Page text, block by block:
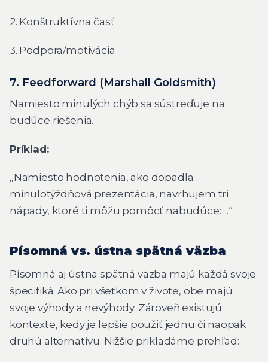
2. Konštruktívna časť
3. Podpora/motivácia
7. Feedforward (Marshall Goldsmith)
Namiesto minulých chýb sa sústreďuje na
budúce riešenia.
Príklad:
„Namiesto hodnotenia, ako dopadla
minulotýždňová prezentácia, navrhujem tri
nápady, ktoré ti môžu pomôcť nabudúce: ...“
Písomná vs. ústna spätná väzba
Písomná aj ústna spätná väzba majú každá svoje
špecifiká. Ako pri všetkom v živote, obe majú
svoje výhody a nevýhody. Zároveň existujú
kontexte, kedy je lepšie použiť jednu či naopak
druhú alternatívu. Nižšie prikladáme prehľad: